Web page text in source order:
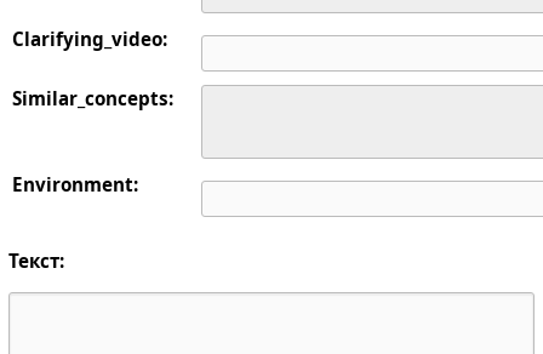
Clarifying_video:
Similar_concepts:
Environment:
Текст: